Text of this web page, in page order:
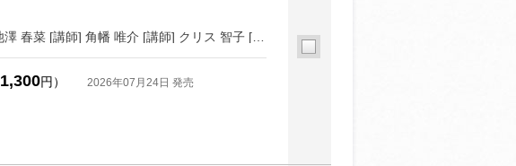
[講師] 久住 昌之 [講師] 池澤 春菜 [講師] 角幡 唯介 [講師] クリス 智子 [講師] 鈴木 敏夫 [講師] 金原 ひとみ [講師] 牟田 都子 [講師] 京極 夏彦
1,300円） 2026年07月24日 発売